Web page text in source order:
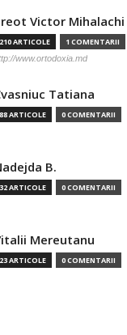
Victor Mihalachi
210 ARTICOLE 1 COMENTARII
www.ortodoxia.md
Tatiana
88 ARTICOLE 0 COMENTARII
B.
32 ARTICOLE 0 COMENTARII
Mereutanu
23 ARTICOLE 0 COMENTARII